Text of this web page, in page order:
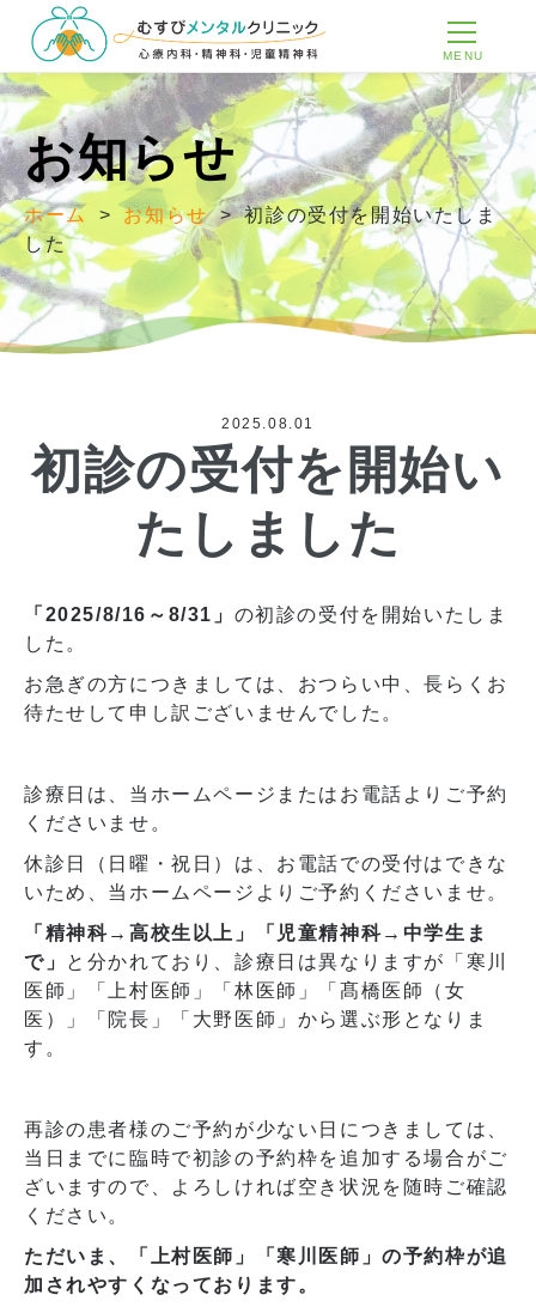
MENU
お知らせ
ホーム > お知らせ > 初診の受付を開始いたしま
した
2025.08.01
初診の受付を開始い
たしました
「2025/8/16～8/31」 の初診の受付を開始いたしま
した。
お急ぎの方につきましては、おつらい中、長らくお
待たせして申し訳ございませんでした。
診療日は、当ホームページまたはお電話よりご予約
くださいませ。
休診日（日曜・祝日）は、お電話での受付はできな
いため、当ホームページよりご予約くださいませ。
「精神科→高校生以上」「児童精神科→中学生ま
で」
と分かれており、診療日は異なりますが「寒川
医師」「上村医師」「林医師」「髙橋医師（女
医）」「院長」「大野医師」から選ぶ形となりま
す。
再診の患者様のご予約が少ない日につきましては、
当日までに臨時で初診の予約枠を追加する場合がご
ざいますので、よろしければ空き状況を随時ご確認
ください。
ただいま、「上村医師」「寒川医師」の予約枠が追
加されやすくなっております。